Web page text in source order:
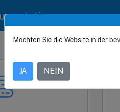
Möchten Sie die Website in der
JA NEIN